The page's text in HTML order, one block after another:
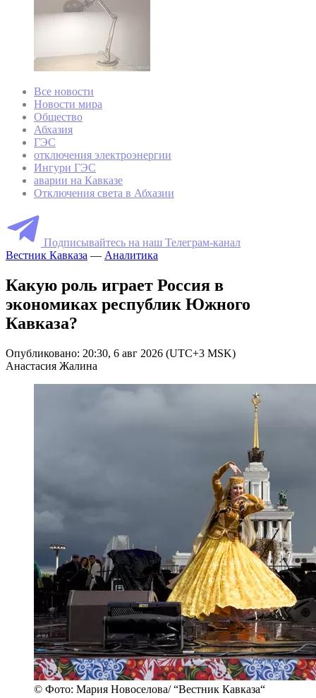
Все новости
Новости мира
Общество
Абхазия
ГЭС
отключения электроэнергии
Ингури ГЭС
аварии на Кавказе
Отключения света в Абхазии
Подписывайтесь на наш Телеграм-канал
Вестник Кавказа — Аналитика
Какую роль играет Россия в
экономиках республик Южного
Кавказа?
Опубликовано: 20:30, 6 авг 2026 (UTC+3 MSK)
Анастасия Жалина
© Фото: Мария Новоселова/ “Вестник Кавказа“